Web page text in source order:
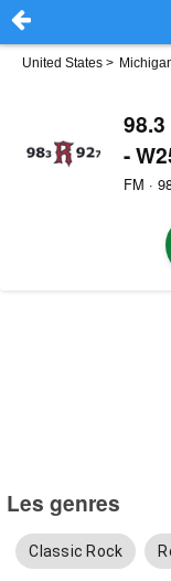
United States >
-
FM ·
Les genres
Classic Rock